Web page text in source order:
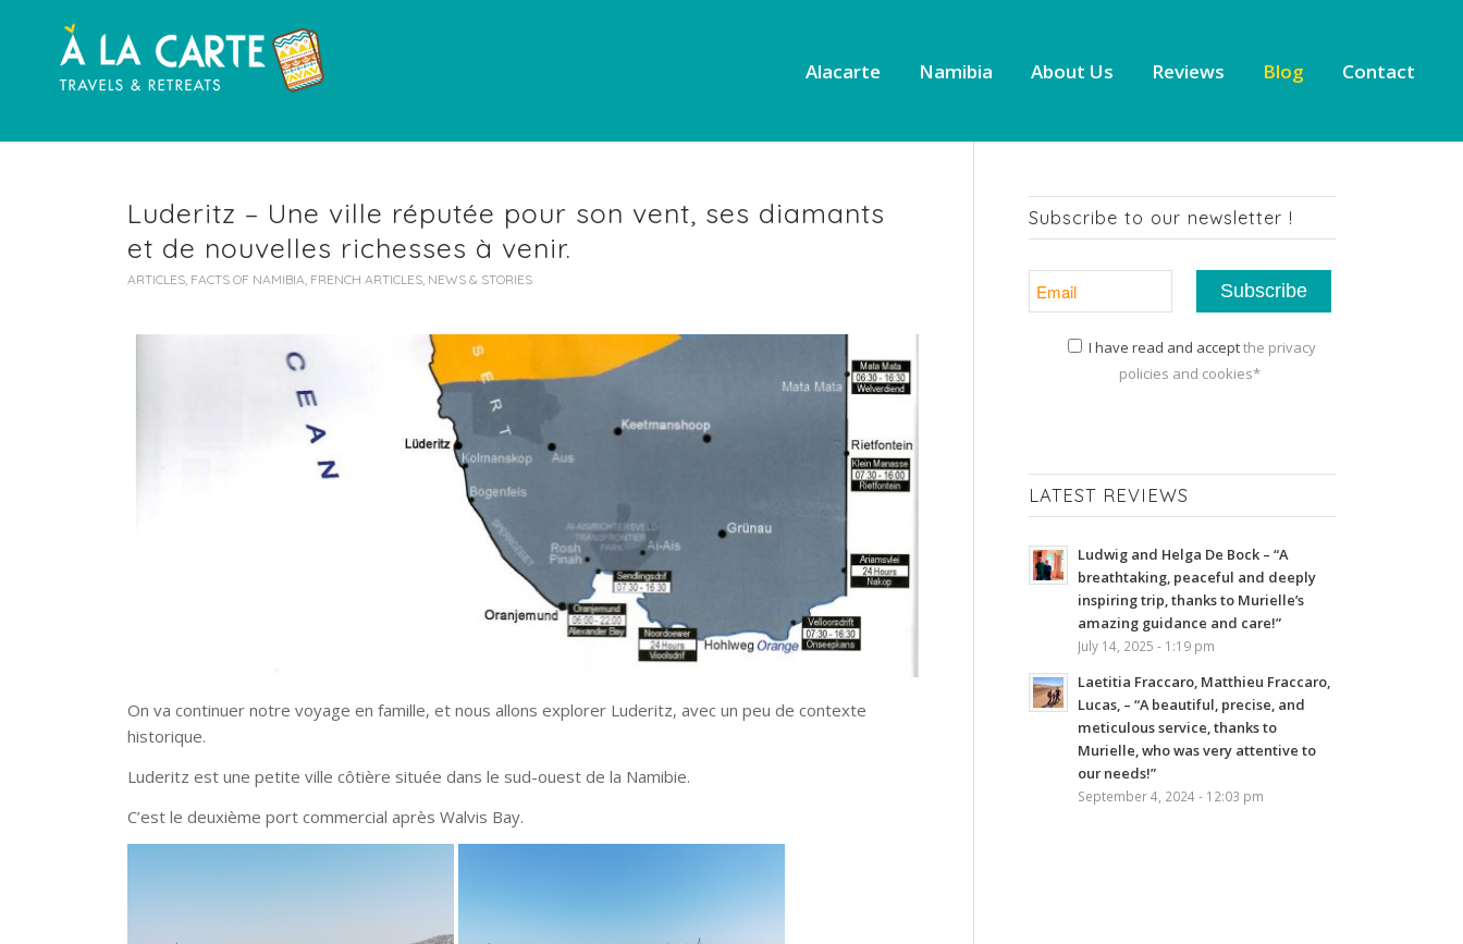
Alacarte Namibia About Us Reviews Blog Contact
Luderitz – Une ville réputée pour son vent, ses diamants
et de nouvelles richesses à venir.
ARTICLES, FACTS OF NAMIBIA, FRENCH ARTICLES, NEWS & STORIES
On va continuer notre voyage en famille, et nous allons explorer Luderitz, avec un peu de contexte
historique.
Luderitz est une petite ville côtière située dans le sud-ouest de la Namibie.
C’est le deuxième port commercial après Walvis Bay.
Subscribe to our newsletter !
I have read and acceptthe privacy
policies and cookies*
LATEST REVIEWS
Ludwig and Helga De Bock – “A
breathtaking, peaceful and deeply
inspiring trip, thanks to Murielle’s
amazing guidance and care!”
July 14, 2025 - 1:19 pm
Laetitia Fraccaro, Matthieu Fraccaro,
Lucas, – “A beautiful, precise, and
meticulous service, thanks to
Murielle, who was very attentive to
our needs!”
September 4, 2024 - 12:03 pm